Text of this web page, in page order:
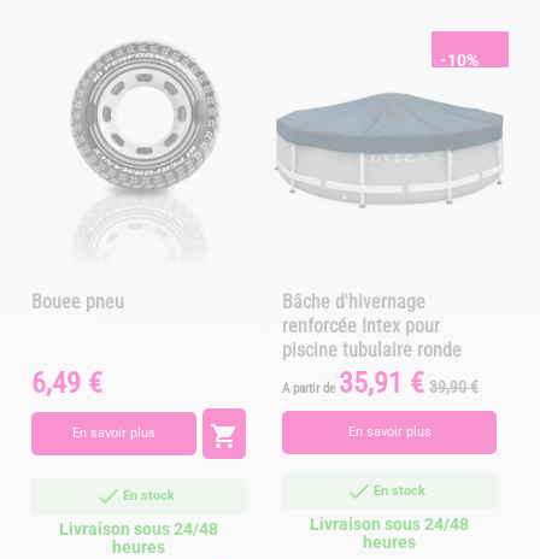
Bouee pneu
Prix
6,49 €
En savoir plus 
En stock
Livraison sous 24/48
heures
-10%
Bâche d'hivernage
renforcée Intex pour
piscine tubulaire ronde
A partir de Prix
35,91 € Prix
de
base
39,90 €
En savoir plus
En stock
Livraison sous 24/48
heures